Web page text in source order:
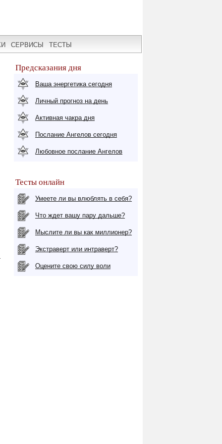
СЕРВИСЫ ТЕСТЫ
Предсказания дня
Ваша энергетика сегодня
Личный прогноз на день
Активная чакра дня
Послание Ангелов сегодня
Любовное послание Ангелов
Тесты онлайн
Умеете ли вы влюблять в себя?
Что ждет вашу пару дальше?
Мыслите ли вы как миллионер?
Экстраверт или интраверт?
Оцените свою силу воли